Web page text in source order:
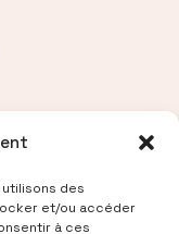
des
et/ou accéder
à ces